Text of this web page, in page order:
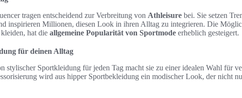
tragen entscheidend zur Verbreitung von Athleisure bei. Sie setzen
inspirieren Millionen, diesen Look in ihren Alltag zu integrieren. Die
hat die allgemeine Popularität von Sportmode erheblich gesteigert.
für deinen Alltag
stylischer Sportkleidung für jeden Tag macht sie zu einer idealen Wahl für
wird aus hipper Sportbekleidung ein modischer Look, der nicht